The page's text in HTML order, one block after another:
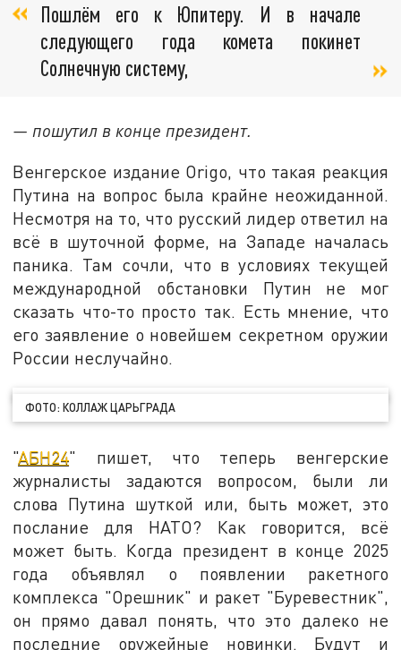
Пошлём его к Юпитеру. И в начале
следующего года комета покинет
Солнечную систему,
— пошутил в конце президент.
Венгерское издание Origo, что такая реакция
Путина на вопрос была крайне неожиданной.
Несмотря на то, что русский лидер ответил на
всё в шуточной форме, на Западе началась
паника. Там сочли, что в условиях текущей
международной обстановки Путин не мог
сказать что-то просто так. Есть мнение, что
его заявление о новейшем секретном оружии
России неслучайно.
ФОТО: КОЛЛАЖ ЦАРЬГРАДА
"АБН24" пишет, что теперь венгерские
журналисты задаются вопросом, были ли
слова Путина шуткой или, быть может, это
послание для НАТО? Как говорится, всё
может быть. Когда президент в конце 2025
года объявлял о появлении ракетного
комплекса "Орешник" и ракет "Буревестник",
он прямо давал понять, что это далеко не
последние оружейные новинки. Будут и